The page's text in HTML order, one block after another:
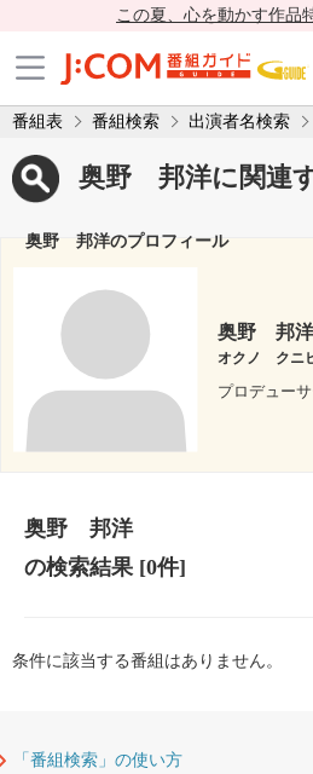
この夏、心を動かす作品
番組表 番組検索 出演者名検索
奥野 邦洋に関連
奥野 邦洋のプロフィール
奥野 邦
オクノ クニ
プロデュー
奥野 邦洋
の検索結果[0件]
条件に該当する番組はありません。
「番組検索」の使い方